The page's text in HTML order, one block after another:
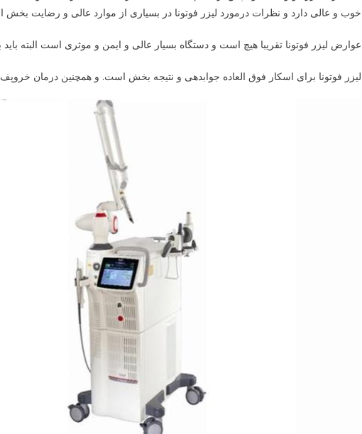
خوب و عالی دارد و نظرات درمورد لیزر فوتونا در بسیاری از موارد عالی و رضایت
عوارض لیزر فوتونا تقریبا هیچ است و دستگاه بسیار عالی و ایمن و موثری است البته باید
لیزر فوتونا برای اسکار فوق العاده جوابدهی و نتیجه بخش است. و همچنین درمان خروپف